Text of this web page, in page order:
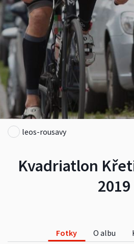
Kvadriatlon
2019
leos-rousavy
Fotky O albu